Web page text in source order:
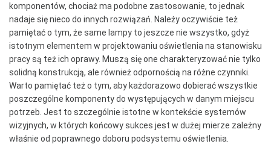
komponentów, chociaż ma podobne zastosowanie, to jednak
nadaje się nieco do innych rozwiązań. Należy oczywiście też
pamiętać o tym, że same lampy to jeszcze nie wszystko, gdyż
istotnym elementem w projektowaniu oświetlenia na stanowisku
pracy są też ich oprawy. Muszą się one charakteryzować nie tylko
solidną konstrukcją, ale również odpornością na różne czynniki.
Warto pamiętać też o tym, aby każdorazowo dobierać wszystkie
poszczególne komponenty do występujących w danym miejscu
potrzeb. Jest to szczególnie istotne w kontekście systemów
wizyjnych, w których końcowy sukces jest w dużej mierze zależny
właśnie od poprawnego doboru podsystemu oświetlenia.